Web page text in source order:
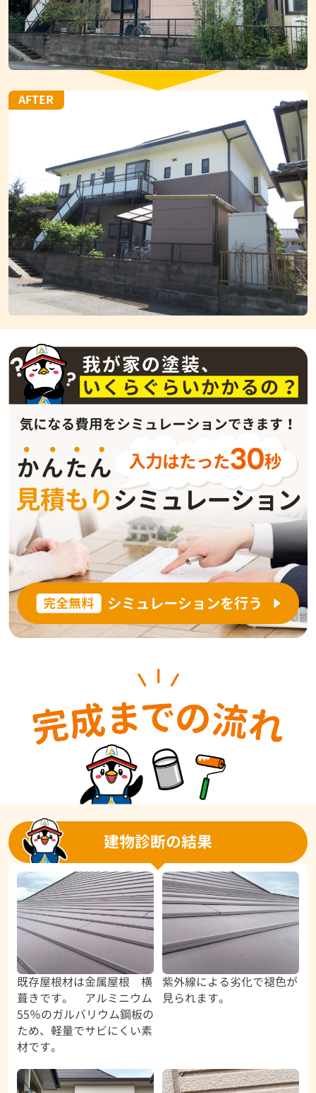
建物診断の結果
既存屋根材は金属屋根 横
葺きです。 アルミニウム
55％のガルバリウム鋼板の
ため、軽量でサビにくい素
材です。
紫外線による劣化で褪色が
見られます。